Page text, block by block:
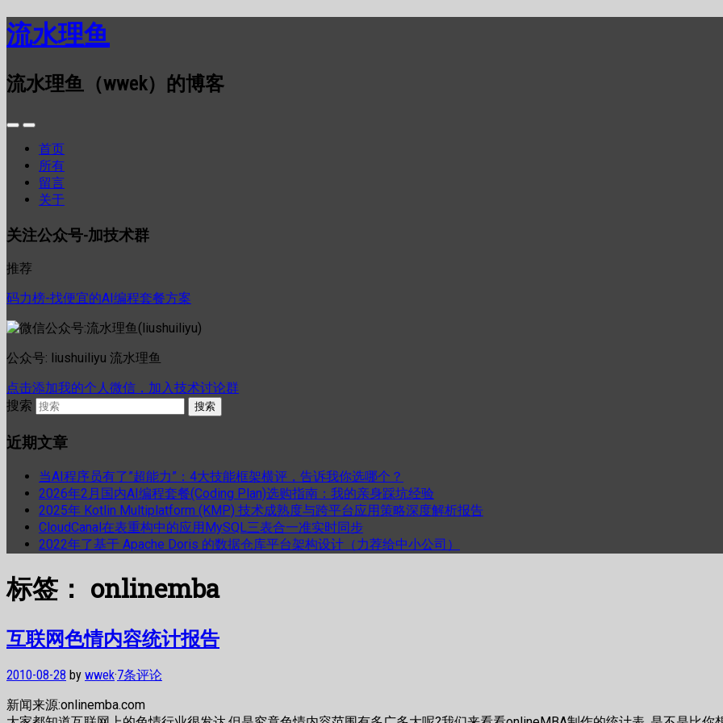
流水理鱼
流水理鱼（wwek）的博客
首页
所有
留言
关于
关注公众号-加技术群
推荐
码力榜-找便宜的AI编程套餐方案
公众号: liushuiliyu 流水理鱼
点击添加我的个人微信，加入技术讨论群
搜索
近期文章
当AI程序员有了”超能力”：4大技能框架横评，告诉我你选哪个？
2026年2月国内AI编程套餐(Coding Plan)选购指南：我的亲身踩坑经验
2025年 Kotlin Multiplatform (KMP) 技术成熟度与跨平台应用策略深度解析报告
CloudCanal在表重构中的应用MySQL三表合一准实时同步
2022年了基于 Apache Doris 的数据仓库平台架构设计（力荐给中小公司）
标签： onlinemba
互联网色情内容统计报告
2010-08-28 by wwek·7条评论
新闻来源:onlinemba.com